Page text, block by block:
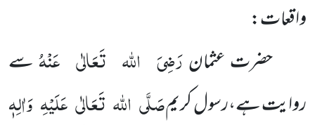
واقعات:
حضرت عثمانرَضِیَ اللہ تَعَالٰی عَنْہُسے
روایت ہے،رسول کریمصَلَّی اللہ تَعَالٰی عَلَیْہِ وَاٰلِہٖ